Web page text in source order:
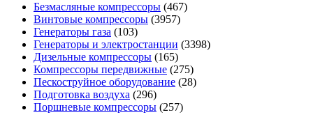
Безмасляные компрессоры (467)
Винтовые компрессоры (3957)
Генераторы газа (103)
Генераторы и электростанции (3398)
Дизельные компрессоры (165)
Компрессоры передвижные (275)
Пескоструйное оборудование (28)
Подготовка воздуха (296)
Поршневые компрессоры (257)